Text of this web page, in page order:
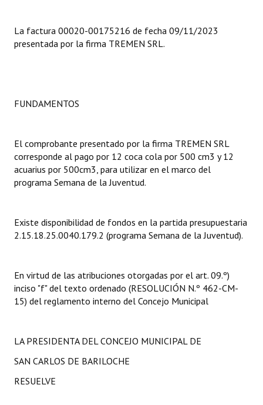
Carta Orgánica 2007
DOCUMENTOS
Informes de Gestión
Actas de Sesión
Ejecución Presupuestaria
NORMATIVA
Comunicaciones
La factura 00020-00175216 de fecha 09/11/2023
presentada por la firma TREMEN SRL.
FUNDAMENTOS
El comprobante presentado por la firma TREMEN SRL
corresponde al pago por 12 coca cola por 500 cm3 y 12
acuarius por 500cm3, para utilizar en el marco del
programa Semana de la Juventud.
Existe disponibilidad de fondos en la partida presupuestaria
2.15.18.25.0040.179.2 (programa Semana de la Juventud).
En virtud de las atribuciones otorgadas por el art. 09.º)
inciso "f" del texto ordenado (RESOLUCIÓN N.º 462-CM-
15) del reglamento interno del Concejo Municipal
LA PRESIDENTA DEL CONCEJO MUNICIPAL DE
SAN CARLOS DE BARILOCHE
RESUELVE